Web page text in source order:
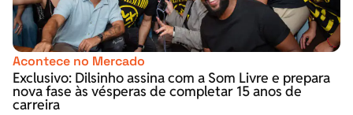
Acontece no Mercado
Exclusivo: Dilsinho assina com a Som Livre e prepara
nova fase às vésperas de completar 15 anos de
carreira